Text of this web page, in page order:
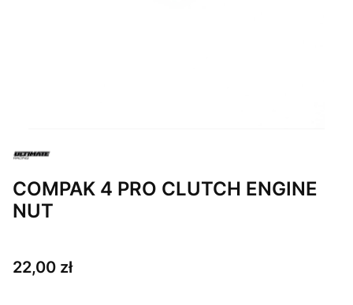
COMPAK 4 PRO CLUTCH ENGINE
NUT
Cena
22,00 zł